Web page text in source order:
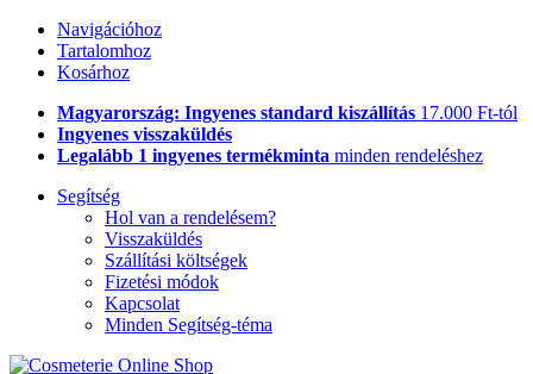
Navigációhoz
Tartalomhoz
Kosárhoz
Magyarország: Ingyenes standard kiszállítás 17.000 Ft-tól
Ingyenes visszaküldés
Legalább 1 ingyenes termékminta minden rendeléshez
Segítség
Hol van a rendelésem?
Visszaküldés
Szállítási költségek
Fizetési módok
Kapcsolat
Minden Segítség-téma